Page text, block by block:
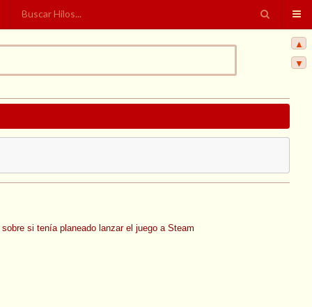
si tenía planeado lanzar el juego a Steam
▲
▼